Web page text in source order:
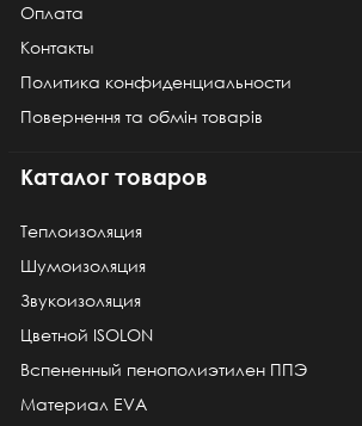
Оплата
Контакты
Политика конфиденциальности
Повернення та обмін товарів
Каталог товаров
Теплоизоляция
Шумоизоляция
Звукоизоляция
Цветной ISOLON
Вспененный пенополиэтилен ППЭ
Материал EVA